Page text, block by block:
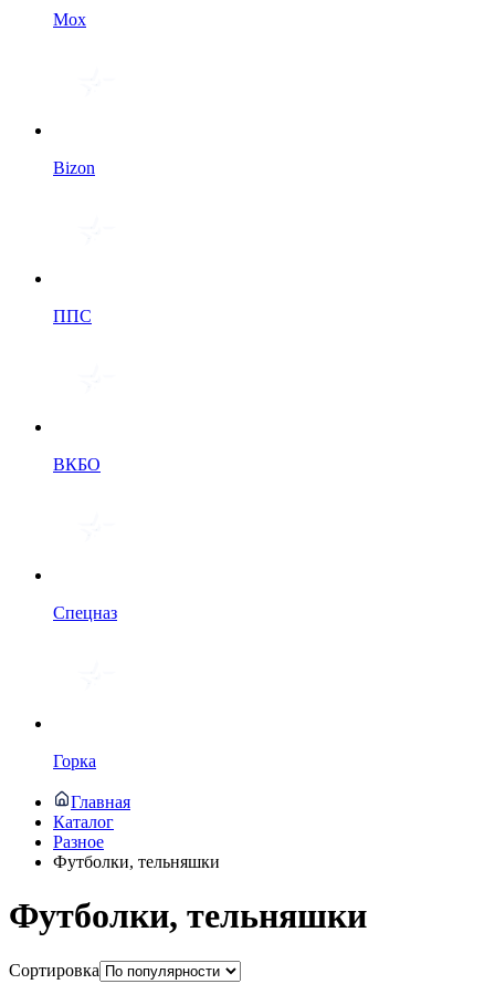
Мох
Bizon
ППС
ВКБО
Спецназ
Горка
Главная
Каталог
Разное
Футболки, тельняшки
Футболки, тельняшки
Сортировка